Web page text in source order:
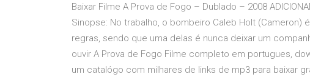
Baixar Filme A Prova de Fogo – Dublado – 2008
Sinopse: No trabalho, o bombeiro Caleb Holt
regras, sendo que uma delas é nunca deixar um
ouvir A Prova de Fogo Filme completo em portugues,
um catalógo com milhares de links de mp3 para baixar